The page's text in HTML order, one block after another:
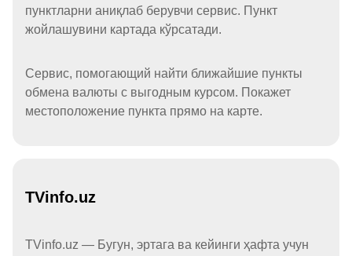
пунктларни аниқлаб берувчи сервис. Пункт
жойлашувини картада кўрсатади.
Сервис, помогающий найти ближайшие пункты
обмена валюты с выгодным курсом. Покажет
местоположение пункта прямо на карте.
TVinfo.uz
TVinfo.uz — Бугун, эртага ва кейинги ҳафта учун